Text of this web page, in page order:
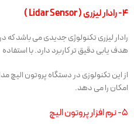
۴- رادار لیزری ( Lidar Sensor )
رادار لیزری تکنولوژی جدیدی می باشد
هدف یابی دقیق تر کاربرد دارد. با استفاده
امکان را می دهد.
۵- نرم افزار پروتون الیچ